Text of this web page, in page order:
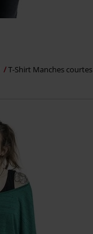
T-Shirt Manches courtes